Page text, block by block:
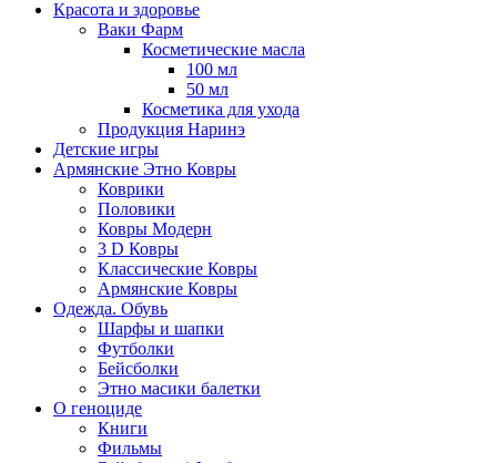
Красота и здоровье
Ваки Фарм
Косметические масла
100 мл
50 мл
Косметика для ухода
Продукция Наринэ
Детские игры
Армянские Этно Ковры
Коврики
Половики
Ковры Модерн
3 D Ковры
Классические Ковры
Армянские Ковры
Одежда. Обувь
Шарфы и шапки
Футболки
Бейсболки
Этно масики балетки
О геноциде
Книги
Фильмы